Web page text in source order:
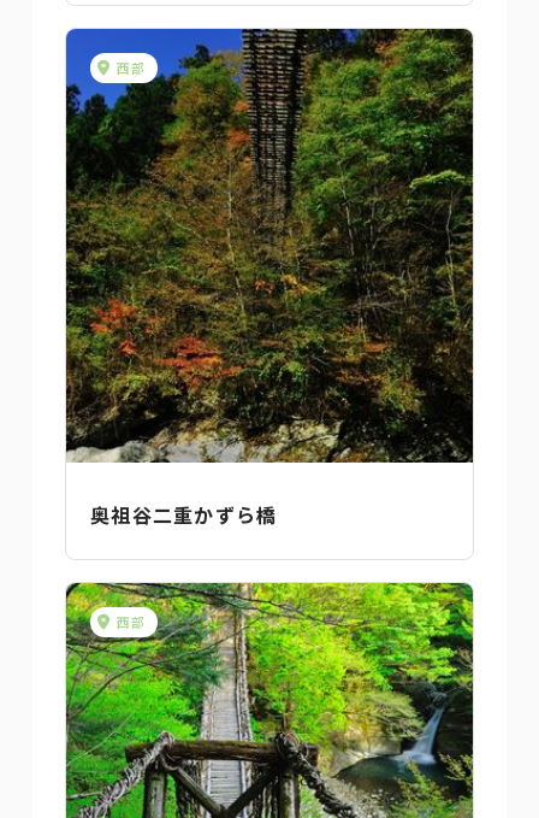
西部
奥祖谷二重かずら橋
西部